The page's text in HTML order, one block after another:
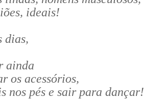
ideais!
dias,
ainda
os acessórios,
nos pés e sair para dançar!